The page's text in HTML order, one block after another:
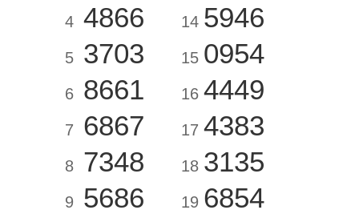
4 4866
5 3703
6 8661
7 6867
8 7348
9 5686
14 5946
15 0954
16 4449
17 4383
18 3135
19 6854